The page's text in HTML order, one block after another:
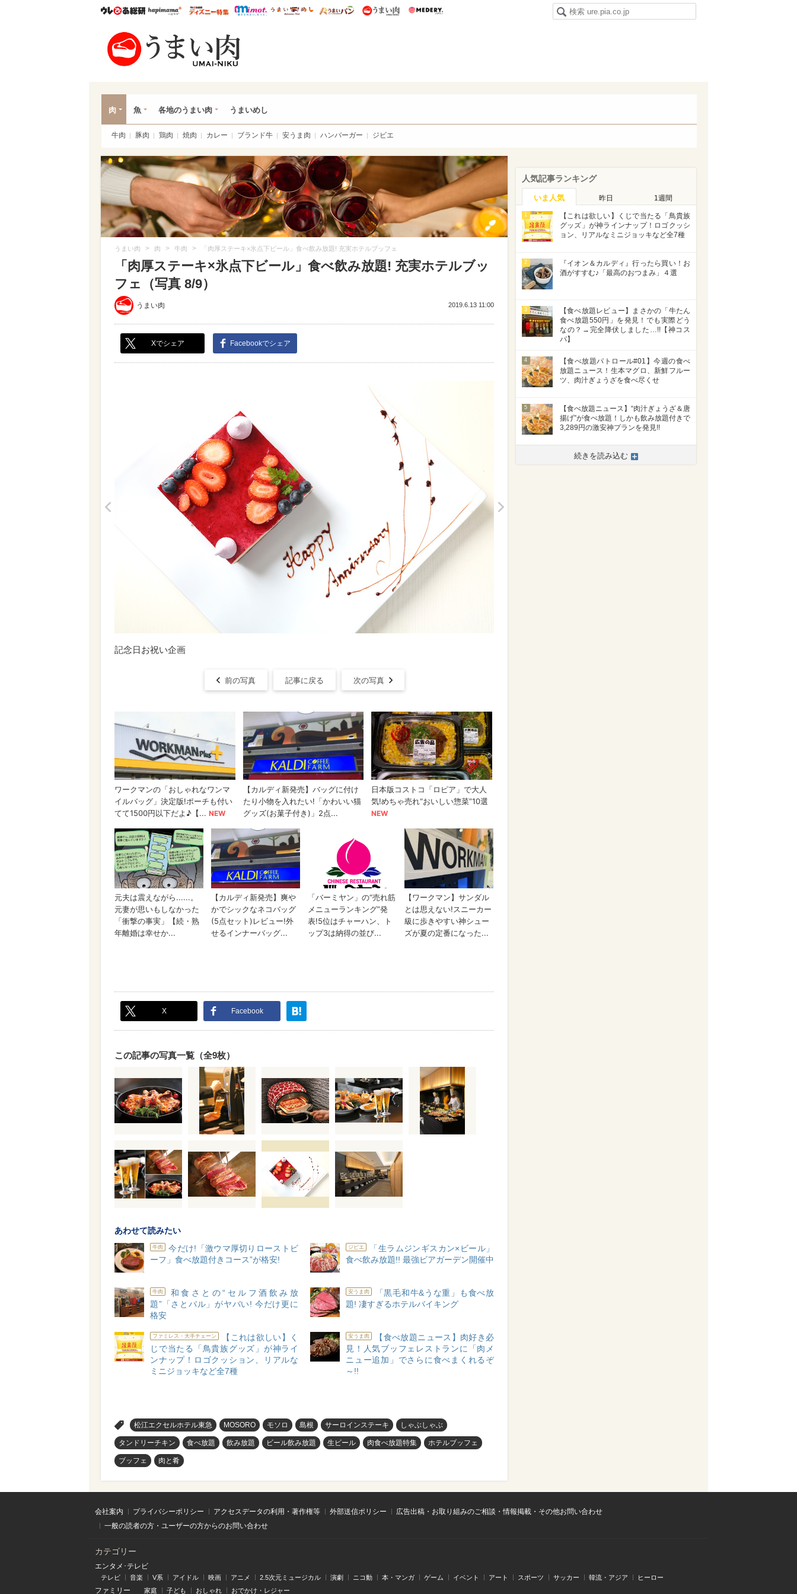
ウレぴあ総研ハピママ* ウレぴあ総研 ディズニー特集
mimot. うまいめし うまいパン うまい肉
肉 魚 各地のうまい肉 うまいめし
牛肉 豚肉 鶏肉 焼肉 カレー ブランド牛 安うま肉 ハンバーガー ジビエ
うまい肉 > 肉 > 牛肉 > 「肉厚ステーキ×氷点下ビール」食べ飲み放題! 充実ホテルブッフェ
「肉厚ステーキ×氷点下ビール」食べ飲み放題! 充実ホテルブッ
フェ（写真 8/9）
うまい肉 2019.6.13 11:00
Xでシェア Facebookでシェア
記念日お祝い企画
前の写真 記事に戻る 次の写真
X Facebook
この記事の写真一覧（全9枚）
あわせて読みたい
牛肉
今だけ!「激ウマ厚切りローストビ
ーフ」食べ放題付きコース”が格安!
ジビエ
「生ラムジンギスカン×ビール」
食べ飲み放題!! 最強ビアガーデン開催中
牛肉
和食さとの“セルフ酒飲み放
題”「さとバル」がヤバい! 今だけ更に
格安
安うま肉
「黒毛和牛&うな重」も食べ放
題! 凄すぎるホテルバイキング
ファミレス・大手チェーン
【これは欲しい】く
じで当たる「鳥貴族グッズ」が神ライ
ンナップ！ロゴクッション、リアルな
ミニジョッキなど全7種
安うま肉
【食べ放題ニュース】肉好き必
見！人気ブッフェレストランに「肉メ
ニュー追加」でさらに食べまくれるぞ
～!!
松江エクセルホテル東急 MOSORO モソロ 島根 サーロインステーキ しゃぶしゃぶ
タンドリーチキン 食べ放題 飲み放題 ビール飲み放題 生ビール 肉食べ放題特集 ホテルブッフェ
ブッフェ 肉と肴
人気記事ランキング
いま人気 昨日 1週間
1
【これは欲しい】くじで当たる「鳥貴族
グッズ」が神ラインナップ！ロゴクッシ
ョン、リアルなミニジョッキなど全7種
2
『イオン＆カルディ』行ったら買い！お
酒がすすむ♪「最高のおつまみ」４選
3
【食べ放題レビュー】まさかの「牛たん
食べ放題550円」を発見！でも実際どう
なの？→完全降伏しました…!!【神コス
パ】
4
【食べ放題パトロール#01】今週の食べ
放題ニュース！生本マグロ、新鮮フルー
ツ、肉汁ぎょうざを食べ尽くせ
5
【食べ放題ニュース】“肉汁ぎょうざ＆唐
揚げ”が食べ放題！しかも飲み放題付きで
3,289円の激安神プランを発見!!
続きを読み込む
会社案内 プライバシーポリシー アクセスデータの利用・著作権等 外部送信ポリシー
広告出稿・お取り組みのご相談・情報掲載・その他お問い合わせ
一般の読者の方・ユーザーの方からのお問い合わせ
カテゴリー
エンタメ･テレビ
テレビ 音楽 V系 アイドル 映画 アニメ 2.5次元ミュージカル 演劇 ニコ動 本・マンガ ゲーム イベント アート スポーツ サッカー 韓流・アジア ヒーロー
ファミリー 家庭 子ども おしゃれ おでかけ・レジャー